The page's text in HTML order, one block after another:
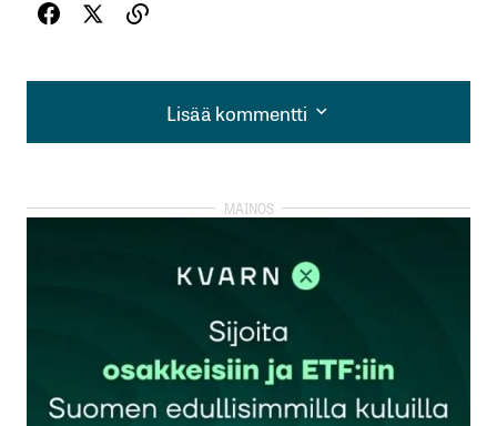
Lisää kommentti
Lisää kommentti
kirjautua
rekisteröityä